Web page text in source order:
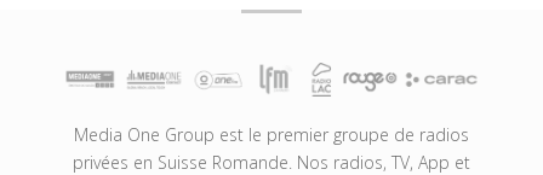
Media One Group est le premier groupe de radios
privées en Suisse Romande. Nos radios, TV, App et